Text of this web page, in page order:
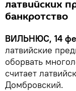
латвийских
банкротство
ВИЛЬНЮС, 14
латвийские
оборвать
считает
Домбровский.